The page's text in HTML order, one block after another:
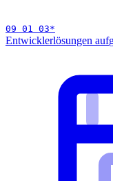
09 01 03*
Entwicklerlösungen auf